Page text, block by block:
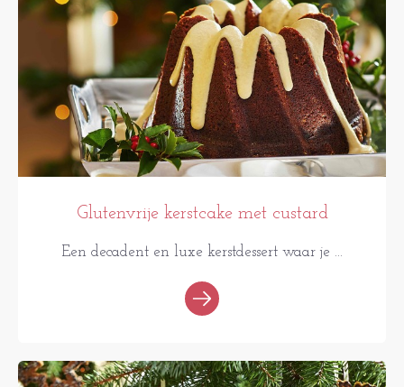
Glutenvrije kerstcake met custard
Een decadent en luxe kerstdessert waar je ...